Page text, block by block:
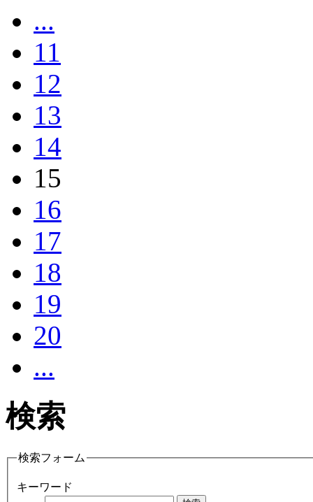
...
11
12
13
14
15
16
17
18
19
20
...
検索
検索フォーム
キーワード